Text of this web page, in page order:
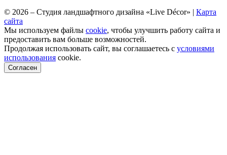
© 2026 – Студия ландшафтного дизайна «Live Décor» | Карта
сайта
Мы используем файлы cookie, чтобы улучшить работу сайта и
предоставить вам больше возможностей.
Продолжая использовать сайт, вы соглашаетесь с условиями
использования cookie.
Согласен